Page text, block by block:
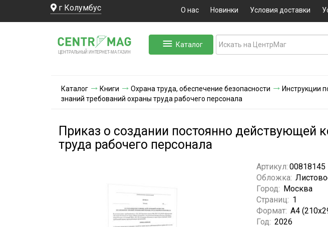
г Колумбус О нас Новинки Условия доставки
ЦЕНТРАЛЬНЫЙ ИНТЕРНЕТ-МА ГАЗИН
Каталог
Каталог Книги Охрана труда, обеспечение безопасности Инструкции
знаний требований охраны труда рабочего персонала
Приказ о создании постоянно действующей
труда рабочего персонала
Артикул: 00818145
Обложка:
Город: Москва
Страниц: 1
Формат: А4
Год: 2026